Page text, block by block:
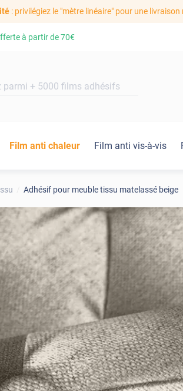
: privilégiez le "mètre linéaire" pour une
à partir de70€
Film anti chaleur Film anti vis-à-vis
Adhésif pour meuble tissu matelassé beige